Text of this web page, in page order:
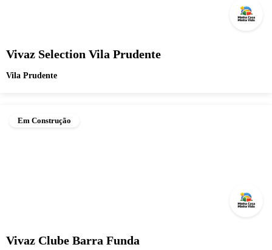
Vivaz Selection Vila Prudente
Vila Prudente
Em Construção
Vivaz Clube Barra Funda